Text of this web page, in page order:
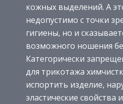
кожных выделений. А
недопустимо с точки
гигиены, но и
возможного ношения
Категорически
для трикотажа
испортить изделие,
эластические свойства